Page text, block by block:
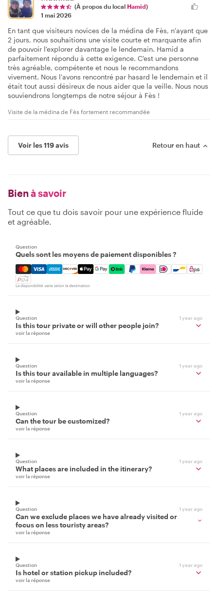
(À propos du local Hamid)
1 mai 2026
En tant que visiteurs novices de la médina de Fès, n'ayant que
2 jours, nous souhaitions une visite courte et marquante afin
de pouvoir l'explorer davantage le lendemain. Hamid a
parfaitement répondu à cette exigence. C'est une personne
très agréable, compétente et nous le recommandons
vivement. Nous l'avons rencontré par hasard le lendemain et il
était tout aussi désireux de nous aider que la veille. Nous nous
souviendrons longtemps de notre séjour à Fès !
Visite de la médina de Fès fortement recommandée
Voir les 119 avis Retour en haut
Bien à savoir
Tout ce que tu dois savoir pour une expérience fluide
et agréable.
Question
Quels sont les moyens de paiement disponibles ?
Mastercard, Visa, Amex, Discover, Apple Pay, Google
La disponibilité varie selon la destination
Question 1 year ago
Is this tour private or will other people join?
voir la réponse
Question 1 year ago
Is this tour available in multiple languages?
voir la réponse
Question 1 year ago
Can the tour be customized?
voir la réponse
Question 1 year ago
What places are included in the itinerary?
voir la réponse
Question 1 year ago
Can we exclude places we have already visited or
focus on less touristy areas?
voir la réponse
Question 1 year ago
Is hotel or station pickup included?
voir la réponse